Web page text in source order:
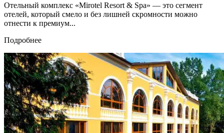
Отельный комплекс «Mirotel Resort & Spa» — это сегмент
отелей, который смело и без лишней скромности можно
отнести к премиум...
Подробнее